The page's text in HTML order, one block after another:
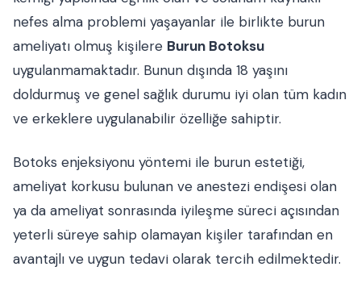
nefes alma problemi yaşayanlar ile birlikte burun
ameliyatı olmuş kişilere Burun Botoksu
uygulanmamaktadır. Bunun dışında 18 yaşını
doldurmuş ve genel sağlık durumu iyi olan tüm kadın
ve erkeklere uygulanabilir özelliğe sahiptir.
Botoks enjeksiyonu yöntemi ile burun estetiği,
ameliyat korkusu bulunan ve anestezi endişesi olan
ya da ameliyat sonrasında iyileşme süreci açısından
yeterli süreye sahip olamayan kişiler tarafından en
avantajlı ve uygun tedavi olarak tercih edilmektedir.